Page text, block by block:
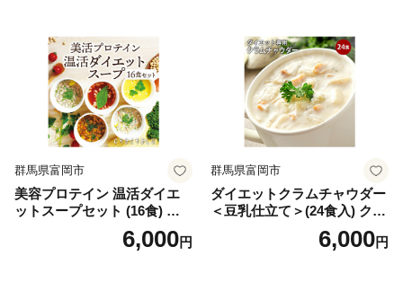
ロン [AIEN005]
群馬県富岡市
美容プロテイン 温活ダイエ
ットスープセット (16食) 小
分け スープ 食べ比べ セット
詰合せ クラムチャウダー チ
6,000円
群馬県富岡市
ダイエットクラムチャウダー
＜豆乳仕立て＞(24食入) クラ
ムチャウダー 豆乳 ダイエッ
ト スープ プロテイン たんぱ
6,000円